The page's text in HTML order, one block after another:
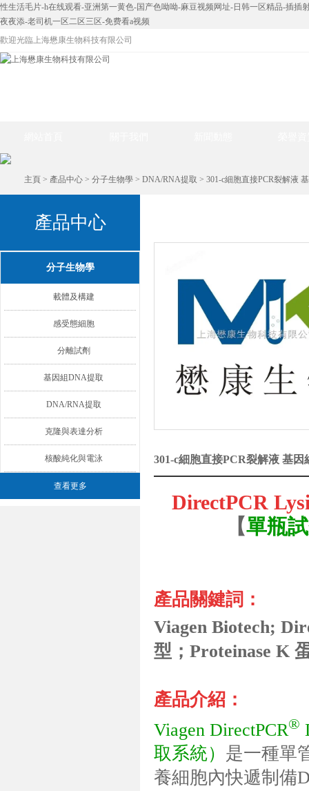
性生活毛片-h在线观看-亚洲第一黄色-国产色呦呦-麻豆视频网址-日韩一区精品-插
夜夜添-老司机一区二区三区-免费看a视频
歡迎光臨上海懋康生物科技有限公司
主頁 > 產品中心 > 分子生物學 > DNA/RNA提取 > 301-c細胞直接PCR裂解液
產品中心
分子生物學
載體及構建
感受態細胞
分離試劑
基因組DNA提取
DNA/RNA提取
克隆與表達分析
核酸純化與電泳
查看更多
301-c細胞直接PCR裂解液 基
DirectPCR
【單瓶
產品關鍵詞：
Viagen Biotech;
型；Proteinase K
產品介紹：
Viagen DirectPCR®
取系統） 是一種單
養細胞內快遞制備